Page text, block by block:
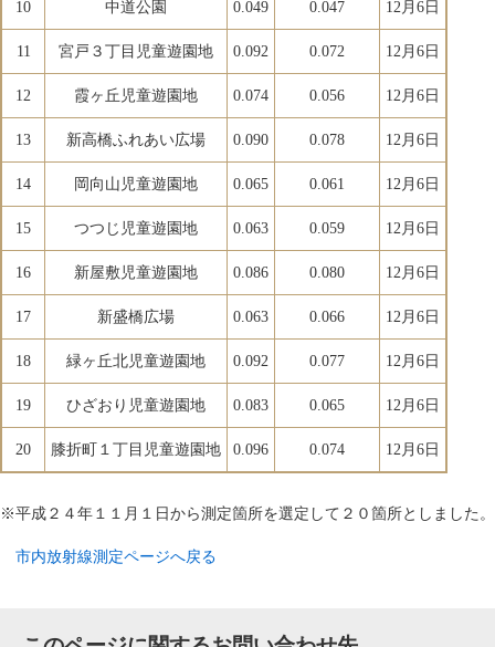
10 中道公園 0.049 0.047 12月6日
11 宮戸３丁目児童遊園地 0.092 0.072 12月6日
12 霞ヶ丘児童遊園地 0.074 0.056 12月6日
13 新高橋ふれあい広場 0.090 0.078 12月6日
14 岡向山児童遊園地 0.065 0.061 12月6日
15 つつじ児童遊園地 0.063 0.059 12月6日
16 新屋敷児童遊園地 0.086 0.080 12月6日
17 新盛橋広場 0.063 0.066 12月6日
18 緑ヶ丘北児童遊園地 0.092 0.077 12月6日
19 ひざおり児童遊園地 0.083 0.065 12月6日
20 膝折町１丁目児童遊園地 0.096 0.074 12月6日
※平成２４年１１月１日から測定箇所を選定して２０箇所としました。
市内放射線測定ページへ戻る